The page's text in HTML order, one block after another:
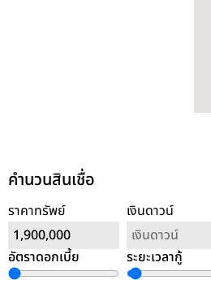
คำนวนสินเชื่อ
ราคาทรัพย์ เงินดาวน์
อัตราดอกเบี้ย ระยะเวลากู้